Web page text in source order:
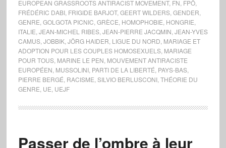
EUROPEAN GRASSROOTS ANTIRACIST MOVEMENT, FN FPÖ,
FRÉDÉRIC DABI, FRIGIDE BARJOT, GEERT WILDERS, GENDER
GENRE GOLGOTA PICNIC GRÈCE HOMOPHOBIE HONGRIE
ITALIE JEAN-MICHEL RIBES, JEAN-PIERRE JACQMIN JEAN-YVES
CAMUS, JOBBIK, JÖRG HAIDER LIGUE DU NORD MARIAGE ET
ADOPTION POUR LES COUPLES HOMOSEXUELS, MARIAGE
POUR TOUS, MARINE LE PEN MOUVEMENT ANTIRACISTE
EUROPÉEN MUSSOLINI, PARTI DE LA LIBERTÉ PAYS-BAS,
PIERRE BERGÉ RACISME SILVIO BERLUSCONI, THÉORIE DU
GENRE UE UEJF
Passer de l’ombre à leur